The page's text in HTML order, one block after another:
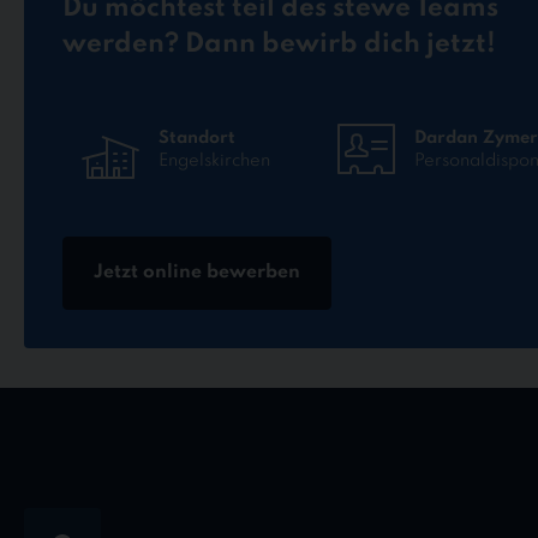
Du möchtest teil des stewe Teams
werden? Dann bewirb dich jetzt!
Standort
Engelskirchen
Dardan
Jetzt online bewerben